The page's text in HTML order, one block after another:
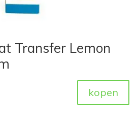
Transfer Lemon
kopen